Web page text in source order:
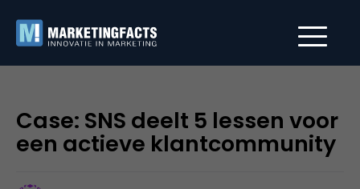
Case: SNS deelt 5 lessen voor
een actieve klantcommunity